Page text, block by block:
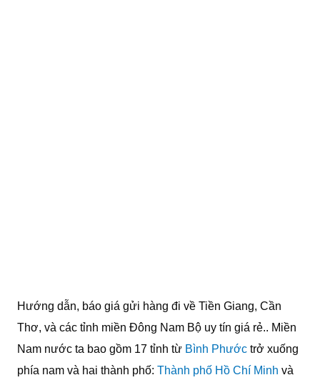
Hướng dẫn, báo giá gửi hàng đi về Tiền Giang, Cần
Thơ, và các tỉnh miền Đông Nam Bộ uy tín giá rẻ.. Miền
Nam nước ta bao gồm 17 tỉnh từ Bình Phước trở xuống
phía nam và hai thành phố: Thành phố Hồ Chí Minh và